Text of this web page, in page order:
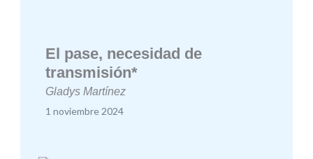
El pase, necesidad de
transmisión*
Gladys Martínez
1 noviembre 2024